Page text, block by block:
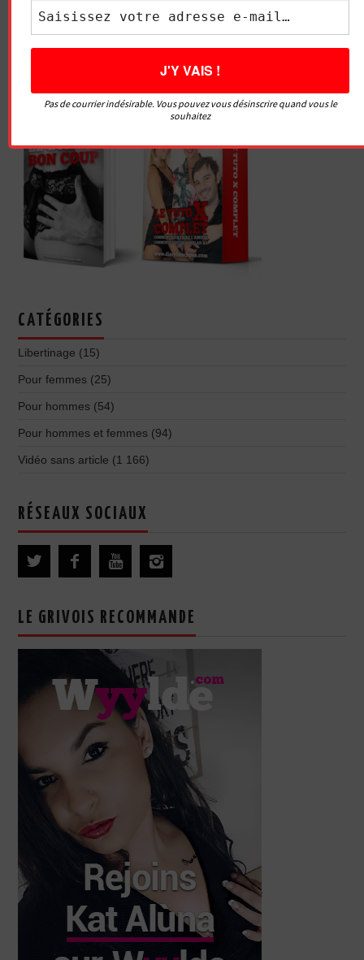
FORMATIONS
CATÉGORIES
Libertinage (15)
Pour femmes (25)
Pour hommes (54)
Pour hommes et femmes (94)
Vidéo sans article (1 166)
RÉSEAUX SOCIAUX
LE GRIVOIS RECOMMANDE
Pas de courrier indésirable. Vous pouvez vous désinscrire quand vous le
souhaitez